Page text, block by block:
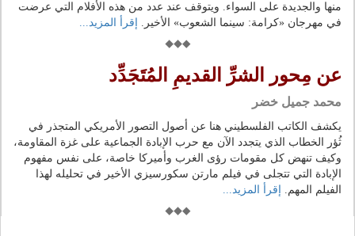
منها والجديدة على السواء. ويتوقف عند عدد من هذه الأفلام التي عرضت
في مهرجان «كرامة: سينما الشعوب» الأخير.
إقرأ المزيد...
عن مِحور الشرِّ القديمِ المُتَجَدِّد
محمد جميل خضر
يكشف الكاتب الفلسطيني هنا عن أصول التصور الأمريكي المتجذر في
ثُؤر الخطاب الذي يتجدد الآن مع حرب الإبادة الجماعية على غزة المقاومة،
وكيف تنهض كل مقومات رؤى الغرب وأميركا خاصة، على نفس مفهوم
الإبادة التي تتجلى في فيلم مارتن سكورسيزي الأخير في تحليله لهذا
الفيلم المهم.
إقرأ المزيد...